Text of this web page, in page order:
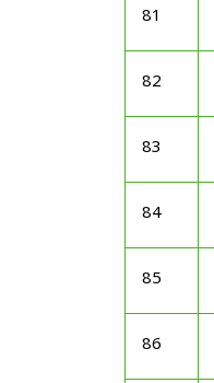
81
82
83
84
85
86